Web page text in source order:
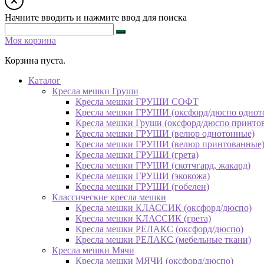
Начните вводить и нажмите ввод для поиска
Моя корзина
Корзина пуста.
Каталог
Кресла мешки Груши
Кресла мешки ГРУШИ СОФТ
Кресла мешки ГРУШИ (оксфорд/дюспо
Кресла мешки Груши (оксфорд/дюспо
Кресла мешки ГРУШИ (велюр однотонные)
Кресла мешки ГРУШИ (велюр принтованные)
Кресла мешки ГРУШИ (грета)
Кресла мешки ГРУШИ (скотчгард, жакард)
Кресла мешки ГРУШИ (экокожа)
Кресла мешки ГРУШИ (гобелен)
Классические кресла мешки
Кресла мешки КЛАССИК (оксфорд/дюспо)
Кресла мешки КЛАССИК (грета)
Креслa мешки РЕЛАКС (оксфорд/дюспо)
Креслa мешки РЕЛАКС (мебельные ткани)
Кресла мешки Мячи
Кресла мешки МЯЧИ (оксфорд/дюспо)